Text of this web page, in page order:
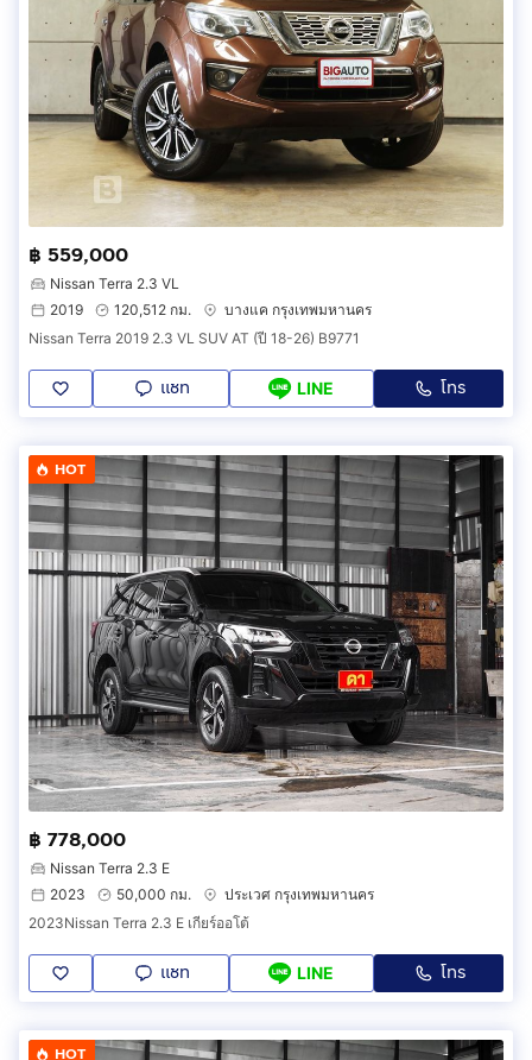
฿ 559,000
Nissan Terra 2.3 VL
2019
120,512 กม.
บางแค กรุงเทพมหานคร
Nissan Terra 2019 2.3 VL SUV AT (ปี 18-26) B9771
แชท LINE โทร
HOT
฿ 778,000
Nissan Terra 2.3 E
2023
50,000 กม.
ประเวศ กรุงเทพมหานคร
2023Nissan Terra 2.3 E เกียร์ออโต้
แชท LINE โทร
HOT